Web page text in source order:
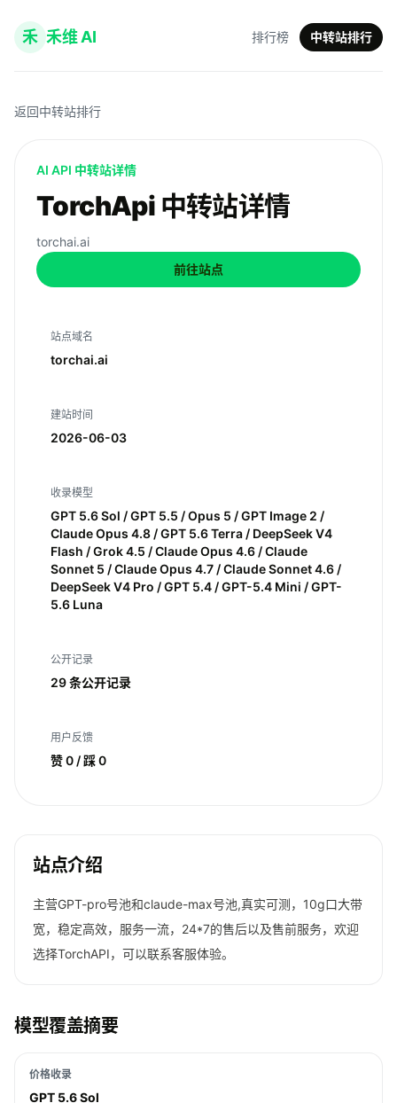
禾 禾维 AI 排行榜 中转站排行
返回中转站排行
AI API 中转站详情
TorchApi 中转站详情
torchai.ai
前往站点
站点域名
torchai.ai
建站时间
2026-06-03
收录模型
GPT 5.6 Sol / GPT 5.5 / Opus 5 / GPT Image 2 /
Claude Opus 4.8 / GPT 5.6 Terra / DeepSeek V4
Flash / Grok 4.5 / Claude Opus 4.6 / Claude
Sonnet 5 / Claude Opus 4.7 / Claude Sonnet 4.6 /
DeepSeek V4 Pro / GPT 5.4 / GPT-5.4 Mini / GPT-
5.6 Luna
公开记录
29 条公开记录
用户反馈
赞 0 / 踩 0
站点介绍
主营GPT-pro号池和claude-max号池,真实可测，10g口大带
宽，稳定高效，服务一流，24*7的售后以及售前服务，欢迎
选择TorchAPI，可以联系客服体验。
模型覆盖摘要
价格收录
GPT 5.6 Sol